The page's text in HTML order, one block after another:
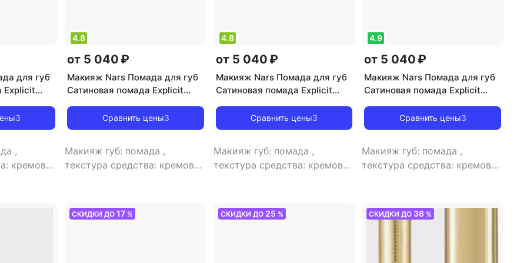
для губ
Explicit
3
,
кремовая
4.8
от 5 040 ₽
Макияж Nars Помада для губ
Сатиновая помада Explicit
Сравнить цены3
Макияж губ: помада ,
текстура средства: кремовая
4.8
от 5 040 ₽
Макияж Nars Помада для губ
Сатиновая помада Explicit
Сравнить цены3
Макияж губ: помада ,
текстура средства: кремовая
4.9
от 5 040 ₽
Макияж Nars Помада для губ
Сатиновая помада Explicit
Сравнить цены3
Макияж губ: помада ,
текстура средства: кремовая
СКИДКИ ДО17 % СКИДКИ ДО 25 % СКИДКИ ДО 36 %